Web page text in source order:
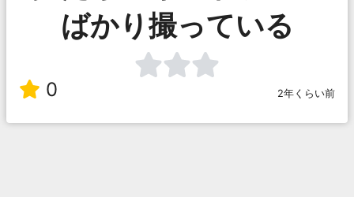
ばかり撮っている
0 2年くらい前